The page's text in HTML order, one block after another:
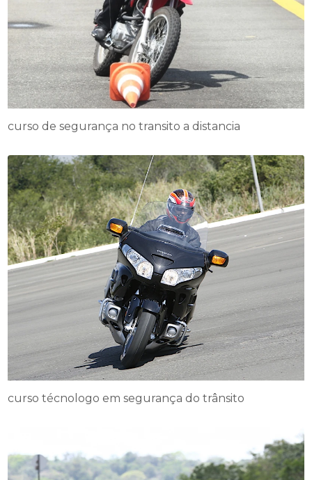
curso de segurança no transito a distancia
curso técnologo em segurança do trânsito